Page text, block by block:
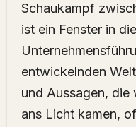
Schaukampf
ist ein Fenster in
entwickelnden
und Aussagen, die
ans Licht kamen,